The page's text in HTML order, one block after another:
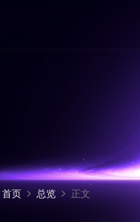
首页 总览 正文